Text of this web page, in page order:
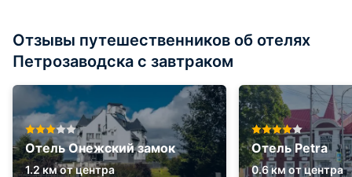
Отзывы путешественников об отелях
Петрозаводска с завтраком
Отель Онежский замок
1.2 км от центра
Отель Petra
0.6 км от центра